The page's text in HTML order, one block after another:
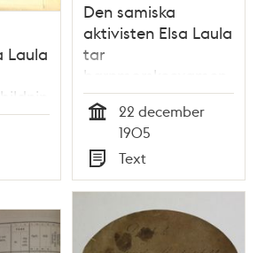
Laula
Den samiska
aktivisten Elsa Laula
tar
barnmorskeexamen
1905
22 december
1905
Typ
Text